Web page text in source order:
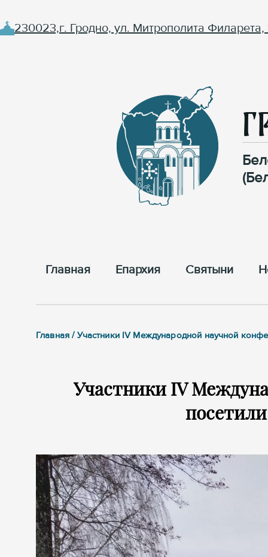
230023,г. Гродно, ул. Митрополита Филарета,
Главная Епархия Cвятыни
Главная / Участники IV Международной научной
Участники IV